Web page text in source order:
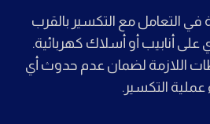
في التعامل مع التكسير بالقرب
أنابيب أو أسلاك كهربائية.
اللازمة لضمان عدم حدوث أي
عملية التكسير.